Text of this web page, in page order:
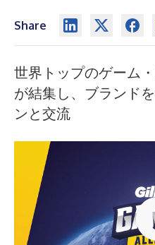
Share
世界トップのゲーム
が結集し、ブランド
ンと交流